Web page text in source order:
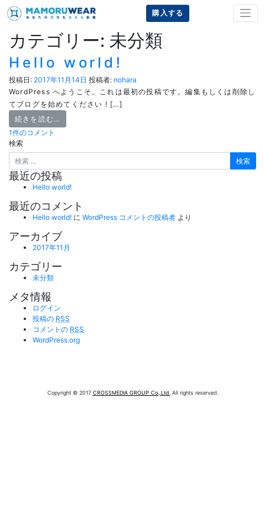
購入する
カテゴリー: 未分類
Hello world!
投稿日: 2017年11月14日 投稿者: nohara
WordPress へようこそ。これは最初の投稿です。編集もしくは削除し
てブログを始めてください ! […]
続きを読む…
1件のコメント
検索
最近の投稿
Hello world!
最近のコメント
Hello world! に WordPress コメントの投稿者 より
アーカイブ
2017年11月
カテゴリー
未分類
メタ情報
ログイン
投稿の RSS
コメントの RSS
WordPress.org
Copyright © 2017 CROSSMEDIA GROUP Co.,Ltd. All rights reserved.